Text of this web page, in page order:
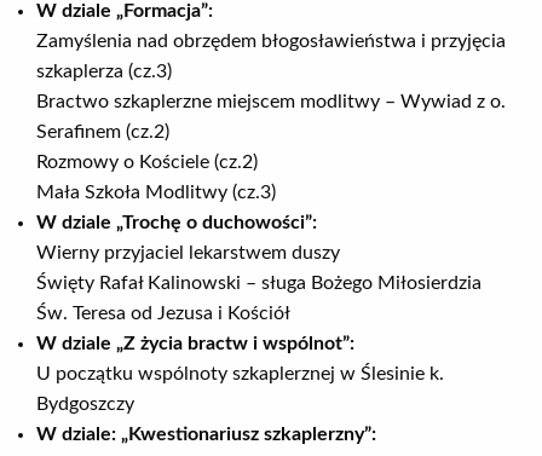
W dziale „Formacja”:
Zamyślenia nad obrzędem błogosławieństwa i przyjęcia
szkaplerza (cz.3)
Bractwo szkaplerzne miejscem modlitwy – Wywiad z o.
Serafinem (cz.2)
Rozmowy o Kościele (cz.2)
Mała Szkoła Modlitwy (cz.3)
W dziale „Trochę o duchowości”:
Wierny przyjaciel lekarstwem duszy
Święty Rafał Kalinowski – sługa Bożego Miłosierdzia
Św. Teresa od Jezusa i Kościół
W dziale „Z życia bractw i wspólnot”:
U początku wspólnoty szkaplerznej w Ślesinie k.
Bydgoszczy
W dziale: „Kwestionariusz szkaplerzny”: